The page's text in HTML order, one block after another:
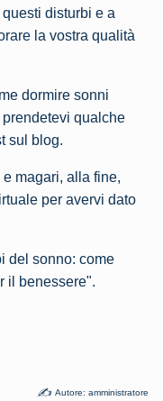
disturbi e a
la vostra qualità
dormire sonni
qualche
sul blog.
magari, alla fine,
per avervi dato
del sonno: come
il benessere".
✍ Autore: amministratore